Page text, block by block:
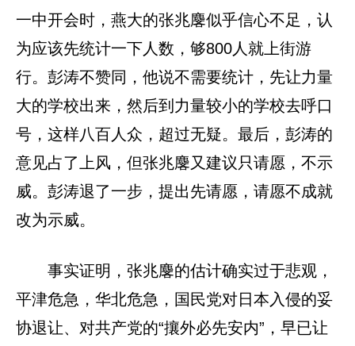
一中开会时，燕大的张兆麐似乎信心不足，认
为应该先统计一下人数，够800人就上街游
行。彭涛不赞同，他说不需要统计，先让力量
大的学校出来，然后到力量较小的学校去呼口
号，这样八百人众，超过无疑。最后，彭涛的
意见占了上风，但张兆麐又建议只请愿，不示
威。彭涛退了一步，提出先请愿，请愿不成就
改为示威。
事实证明，张兆麐的估计确实过于悲观，
平津危急，华北危急，国民党对日本入侵的妥
协退让、对共产党的“攘外必先安内”，早已让